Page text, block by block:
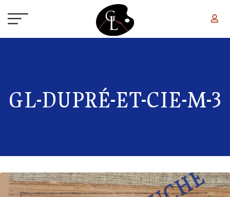
GL-DUPRÉ-ET-CIE-M-3